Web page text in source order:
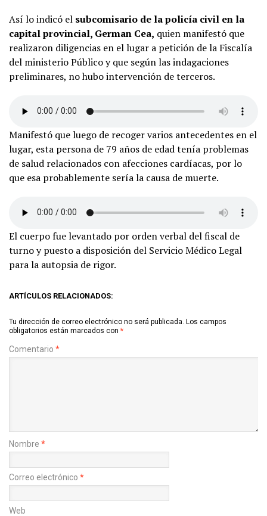
Así lo indicó el subcomisario de la policía civil en la
capital provincial, German Cea, quien manifestó que
realizaron diligencias en el lugar a petición de la Fiscalía
del ministerio Público y que según las indagaciones
preliminares, no hubo intervención de terceros.
Manifestó que luego de recoger varios antecedentes en el
lugar, esta persona de 79 años de edad tenía problemas
de salud relacionados con afecciones cardíacas, por lo
que esa probablemente sería la causa de muerte.
El cuerpo fue levantado por orden verbal del fiscal de
turno y puesto a disposición del Servicio Médico Legal
para la autopsia de rigor.
ARTÍCULOS RELACIONADOS:
Tu dirección de correo electrónico no será publicada. Los campos
obligatorios están marcados con *
Comentario *
Nombre *
Correo electrónico *
Web